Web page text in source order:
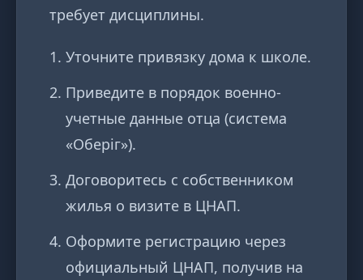
требует дисциплины.
Уточните привязку дома к школе.
Приведите в порядок военно-
учетные данные отца (система
«Оберіг»).
Договоритесь с собственником
жилья о визите в ЦНАП.
Оформите регистрацию через
официальный ЦНАП, получив на